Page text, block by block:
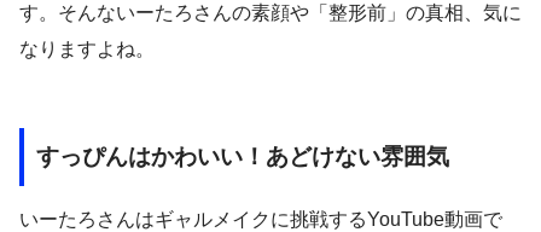
す。そんないーたろさんの素顔や「整形前」の真相、気に
なりますよね。
すっぴんはかわいい！あどけない雰囲気
いーたろさんはギャルメイクに挑戦するYouTube動画で